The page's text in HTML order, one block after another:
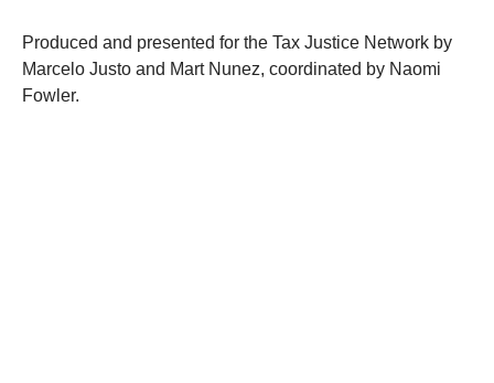
Produced and presented for the Tax Justice Network by
Marcelo Justo and Mart Nunez, coordinated by Naomi
Fowler.